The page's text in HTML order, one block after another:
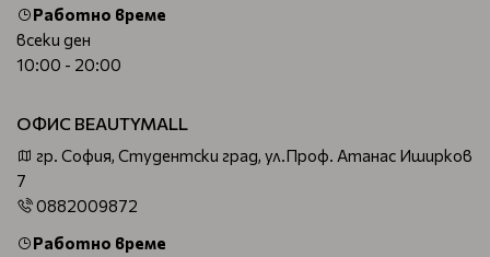
Работно време
всеки ден
10:00 - 20:00
ОФИС BEAUTYMALL
гр. София, Студентски град, ул.Проф. Атанас Иширков
7
0882009872
Работно време